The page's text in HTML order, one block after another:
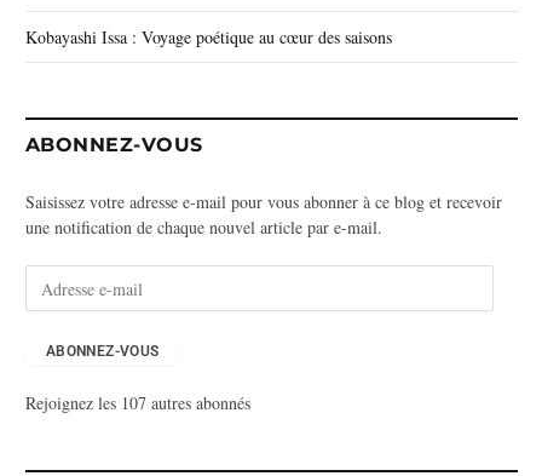
Kobayashi Issa : Voyage poétique au cœur des saisons
ABONNEZ-VOUS
Saisissez votre adresse e-mail pour vous abonner à ce blog et recevoir
une notification de chaque nouvel article par e-mail.
s
ABONNEZ-VOUS
Rejoignez les 107 autres abonnés